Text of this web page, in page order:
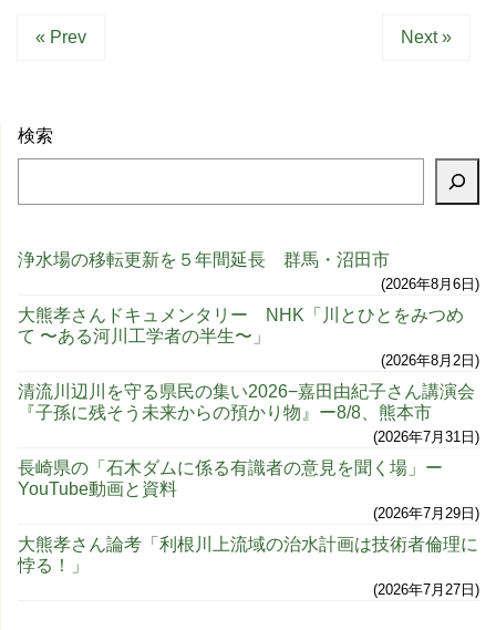
« Prev Next »
検索
浄水場の移転更新を５年間延長 群馬・沼田市
2026年8月6日
大熊孝さんドキュメンタリー NHK「川とひとをみつめ
て 〜ある河川工学者の半生〜」
2026年8月2日
清流川辺川を守る県民の集い2026−嘉田由紀子さん講演会
『子孫に残そう未来からの預かり物』ー8/8、熊本市
2026年7月31日
長崎県の「石木ダムに係る有識者の意見を聞く場」ー
YouTube動画と資料
2026年7月29日
大熊孝さん論考「利根川上流域の治水計画は技術者倫理に
悖る！」
2026年7月27日